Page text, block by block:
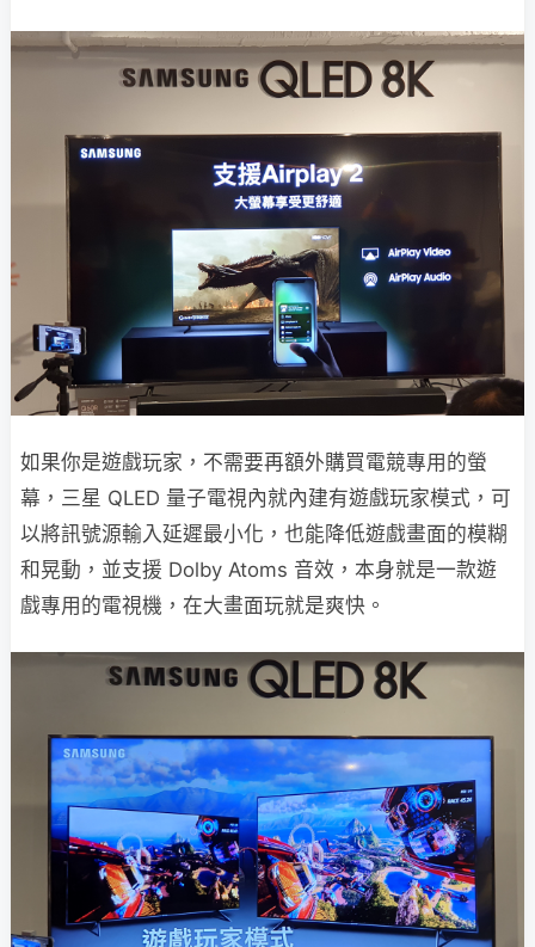
如果你是遊戲玩家，不需要再額外購買電競專用的螢
幕，三星 QLED 量子電視內就內建有遊戲玩家模式，可
以將訊號源輸入延遲最小化，也能降低遊戲畫面的模糊
和晃動，並支援 Dolby Atoms 音效，本身就是一款遊
戲專用的電視機，在大畫面玩就是爽快。